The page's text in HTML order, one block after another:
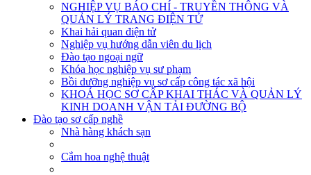
NGHIỆP VỤ BÁO CHÍ - TRUYỀN THÔNG VÀ
QUẢN LÝ TRANG ĐIỆN TỬ
Khai hải quan điện tử
Nghiệp vụ hướng dẫn viên du lịch
Đào tạo ngoại ngữ
Khóa học nghiệp vụ sư phạm
Bồi dưỡng nghiệp vụ sơ cấp công tác xã hội
KHOÁ HỌC SƠ CẤP KHAI THÁC VÀ QUẢN LÝ
KINH DOANH VẬN TẢI ĐƯỜNG BỘ
Đào tạo sơ cấp nghề
Nhà hàng khách sạn
Cắm hoa nghệ thuật